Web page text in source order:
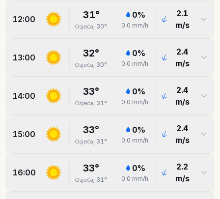
12:00 31°
Osjećaj 30°
0%
0.0 mm/h
2.1
m/s
13:00 32°
Osjećaj 30°
0%
0.0 mm/h
2.4
m/s
14:00 33°
Osjećaj 31°
0%
0.0 mm/h
2.4
m/s
15:00 33°
Osjećaj 31°
0%
0.0 mm/h
2.4
m/s
16:00 33°
Osjećaj 31°
0%
0.0 mm/h
2.2
m/s